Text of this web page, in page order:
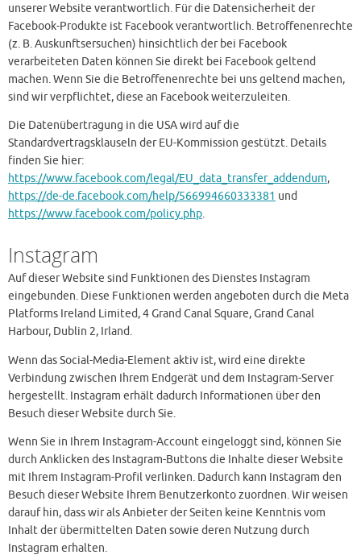
unserer Website verantwortlich. Für die Datensicherheit der
Facebook-Produkte ist Facebook verantwortlich. Betroffenenrechte
(z. B. Auskunftsersuchen) hinsichtlich der bei Facebook
verarbeiteten Daten können Sie direkt bei Facebook geltend
machen. Wenn Sie die Betroffenenrechte bei uns geltend machen,
sind wir verpflichtet, diese an Facebook weiterzuleiten.
Die Datenübertragung in die USA wird auf die
Standardvertragsklauseln der EU-Kommission gestützt. Details
finden Sie hier:
https://www.facebook.com/legal/EU_data_transfer_addendum,
https://de-de.facebook.com/help/566994660333381 und
https://www.facebook.com/policy.php.
Instagram
Auf dieser Website sind Funktionen des Dienstes Instagram
eingebunden. Diese Funktionen werden angeboten durch die Meta
Platforms Ireland Limited, 4 Grand Canal Square, Grand Canal
Harbour, Dublin 2, Irland.
Wenn das Social-Media-Element aktiv ist, wird eine direkte
Verbindung zwischen Ihrem Endgerät und dem Instagram-Server
hergestellt. Instagram erhält dadurch Informationen über den
Besuch dieser Website durch Sie.
Wenn Sie in Ihrem Instagram-Account eingeloggt sind, können Sie
durch Anklicken des Instagram-Buttons die Inhalte dieser Website
mit Ihrem Instagram-Profil verlinken. Dadurch kann Instagram den
Besuch dieser Website Ihrem Benutzerkonto zuordnen. Wir weisen
darauf hin, dass wir als Anbieter der Seiten keine Kenntnis vom
Inhalt der übermittelten Daten sowie deren Nutzung durch
Instagram erhalten.